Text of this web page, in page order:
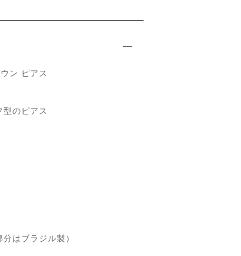
ン ピアス
型のピアス
はブラジル製）